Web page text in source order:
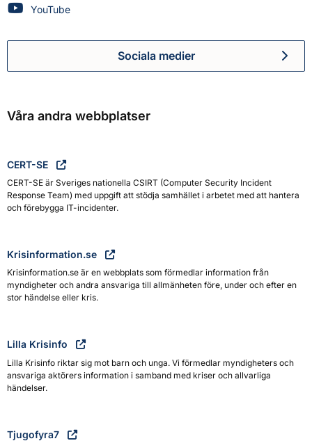
Myndigheten för civilt försvar på
YouTube
Myndigheten för civilt
Sociala medier
Våra andra webbplatser
CERT-SE
CERT-SE är Sveriges nationella CSIRT (Computer Security Incident
Response Team) med uppgift att stödja samhället i arbetet med att hantera
och förebygga IT-incidenter.
Krisinformation.se
Krisinformation.se är en webbplats som förmedlar information från
myndigheter och andra ansvariga till allmänheten före, under och efter en
stor händelse eller kris.
Lilla Krisinfo
Lilla Krisinfo riktar sig mot barn och unga. Vi förmedlar myndigheters och
ansvariga aktörers information i samband med kriser och allvarliga
händelser.
Tjugofyra7